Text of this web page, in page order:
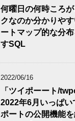
何曜日の何時ころ
クなのか分かりやす
ートマップ的な分
すSQL
2022/06/16
「ツイポーート/
2022年6月いっぱい
ポートの公開機能